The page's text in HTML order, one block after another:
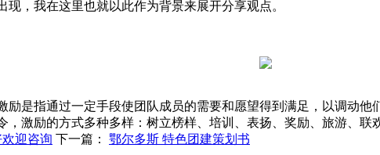
，我在这里也就以此作为背景来展开分享观点。
励是指通过一定手段使团队成员的需要和愿望得到满足，以调动
激励的方式多种多样：树立榜样、培训、表扬、奖励、旅游、
迎咨询 下一篇： 鄂尔多斯 特色团建策划书